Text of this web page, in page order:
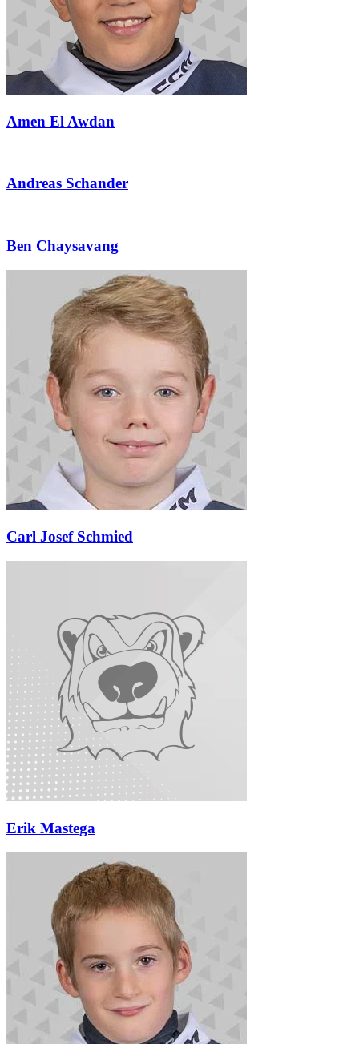
Amen El Awdan
Andreas Schander
Ben Chaysavang
Carl Josef Schmied
Erik Mastega